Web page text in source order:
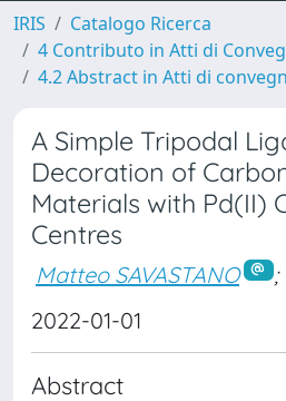
IRIS
Catalogo Ricerca
4 Contributo in Atti di
4.2 Abstract in Atti di
A Simple Tripodal
Decoration of
Materials with Pd(II)
Centres
Matteo SAVASTANO
;
2022-01-01
Abstract